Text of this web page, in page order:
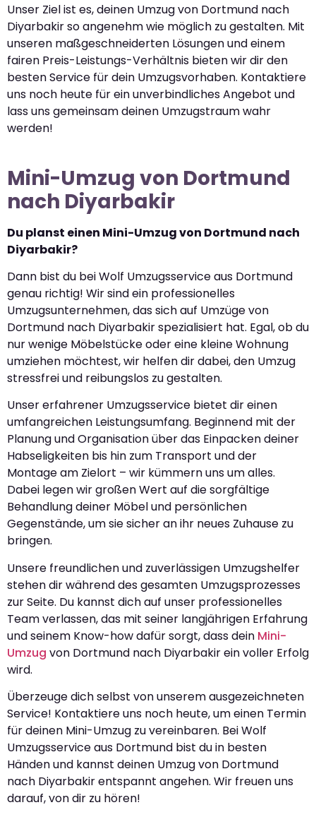
Unser Ziel ist es, deinen Umzug von Dortmund nach
Diyarbakir so angenehm wie möglich zu gestalten. Mit
unseren maßgeschneiderten Lösungen und einem
fairen Preis-Leistungs-Verhältnis bieten wir dir den
besten Service für dein Umzugsvorhaben. Kontaktiere
uns noch heute für ein unverbindliches Angebot und
lass uns gemeinsam deinen Umzugstraum wahr
werden!
Mini-Umzug von Dortmund
nach Diyarbakir
Du planst einen Mini-Umzug von Dortmund nach
Diyarbakir?
Dann bist du bei Wolf Umzugsservice aus Dortmund
genau richtig! Wir sind ein professionelles
Umzugsunternehmen, das sich auf Umzüge von
Dortmund nach Diyarbakir spezialisiert hat. Egal, ob du
nur wenige Möbelstücke oder eine kleine Wohnung
umziehen möchtest, wir helfen dir dabei, den Umzug
stressfrei und reibungslos zu gestalten.
Unser erfahrener Umzugsservice bietet dir einen
umfangreichen Leistungsumfang. Beginnend mit der
Planung und Organisation über das Einpacken deiner
Habseligkeiten bis hin zum Transport und der
Montage am Zielort – wir kümmern uns um alles.
Dabei legen wir großen Wert auf die sorgfältige
Behandlung deiner Möbel und persönlichen
Gegenstände, um sie sicher an ihr neues Zuhause zu
bringen.
Unsere freundlichen und zuverlässigen Umzugshelfer
stehen dir während des gesamten Umzugsprozesses
zur Seite. Du kannst dich auf unser professionelles
Team verlassen, das mit seiner langjährigen Erfahrung
und seinem Know-how dafür sorgt, dass dein Mini-
Umzug von Dortmund nach Diyarbakir ein voller Erfolg
wird.
Überzeuge dich selbst von unserem ausgezeichneten
Service! Kontaktiere uns noch heute, um einen Termin
für deinen Mini-Umzug zu vereinbaren. Bei Wolf
Umzugsservice aus Dortmund bist du in besten
Händen und kannst deinen Umzug von Dortmund
nach Diyarbakir entspannt angehen. Wir freuen uns
darauf, von dir zu hören!